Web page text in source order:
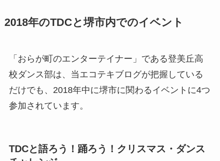
2018年のTDCと堺市内でのイベント
「おらが町のエンターテイナー」である登美丘高
校ダンス部は、当エコテキブログが把握している
だけでも、2018年中に堺市に関わるイベントに4つ
参加されています。
TDCと語ろう！踊ろう！クリスマス・ダンス